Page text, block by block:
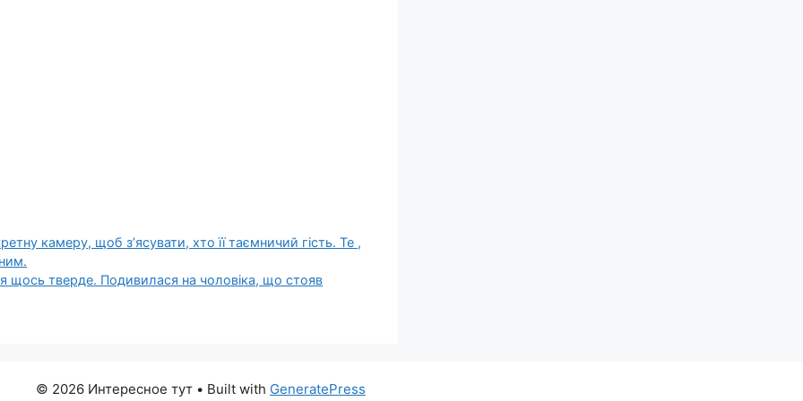
камеру, щоб з’ясувати, хто її таємничий гість. Те ,
щось тверде. Подивилася на чоловіка, що стояв
© 2026 Интересное тут • Built with GeneratePress